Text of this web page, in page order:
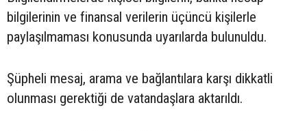
bilgilerinin ve finansal verilerin üçüncü kişilerle
paylaşılmaması konusunda uyarılarda bulunuldu.
Şüpheli mesaj, arama ve bağlantılara karşı dikkatli
olunması gerektiği de vatandaşlara aktarıldı.